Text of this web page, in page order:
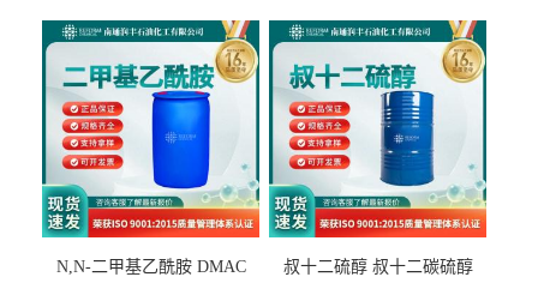
N,N-二甲基乙酰胺 DMAC 叔十二硫醇 叔十二碳硫醇